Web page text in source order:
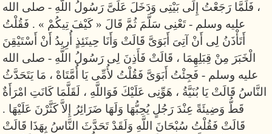
، فَلَمَّا رَجَعْتُ إِلَى بَيْتِى وَدَخَلَ عَلَىَّ رَسُولُ اللَّهِ - صلى الله
عليه وسلم - تَعْنِى سَلَّمَ ثُمَّ قَالَ « كَيْفَ تِيكُمْ » . فَقُلْتُ
أَتَأْذَنُ لِى أَنْ آتِىَ أَبَوَىَّ قَالَتْ وَأَنَا حِينَئِذٍ أُرِيدُ أَنْ أَسْتَيْقِنَ
الْخَبَرَ مِنْ قِبَلِهِمَا ، قَالَتْ فَأَذِنَ لِى رَسُولُ اللَّهِ - صلى الله
عليه وسلم - فَجِئْتُ أَبَوَىَّ فَقُلْتُ لأُمِّى يَا أُمَّتَاهْ ، مَا يَتَحَدَّثُ
النَّاسُ قَالَتْ يَا بُنَيَّةُ ، هَوِّنِى عَلَيْكَ فَوَاللَّهِ ، لَقَلَّمَا كَانَتِ امْرَأَةٌ
قَطُّ وَضِيئَةً عِنْدَ رَجُلٍ يُحِبُّهَا وَلَهَا ضَرَائِرُ إِلاَّ كَثَّرْنَ عَلَيْهَا .
قَالَتْ فَقُلْتُ سُبْحَانَ اللَّهِ وَلَقَدْ تَحَدَّثَ النَّاسُ بِهَذَا قَالَتْ